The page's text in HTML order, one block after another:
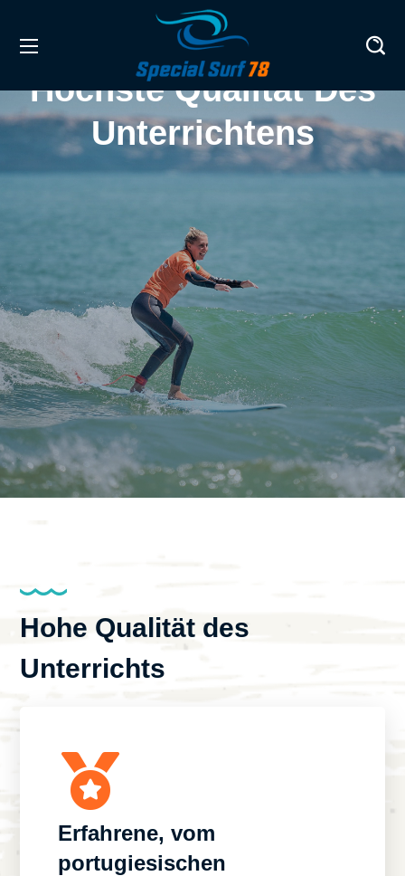
Höchste Qualität Des
Unterrichtens
Hohe Qualität des
Unterrichts
Erfahrene, vom
portugiesischen